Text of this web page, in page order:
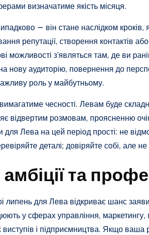
визначатиме якість місяця.
— він стане наслідком
репутації, створення контактів
можливості з’являться там, де ви
нову аудиторію, повернення до
роль у майбутньому.
чесності. Левам буде
відвертим розмовам, проясненню
для Лева на цей період прості: не
деталі; довіряйте собі, але
та
липень для Лева відкриває шанс
у сферах управління, маркетингу,
виступів і підприємництва. Якщо ваша